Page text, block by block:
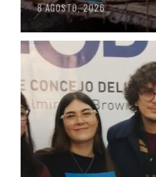
8 AGOSTO, 2026